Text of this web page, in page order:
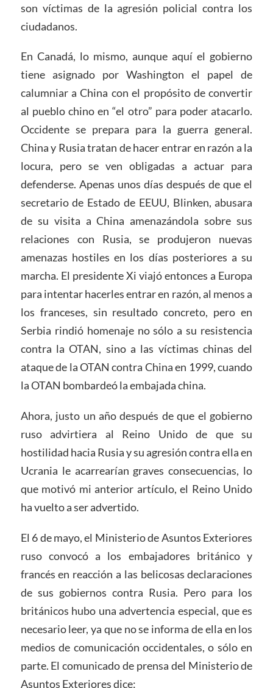
son víctimas de la agresión policial contra los
ciudadanos.
En Canadá, lo mismo, aunque aquí el gobierno
tiene asignado por Washington el papel de
calumniar a China con el propósito de convertir
al pueblo chino en “el otro” para poder atacarlo.
Occidente se prepara para la guerra general.
China y Rusia tratan de hacer entrar en razón a la
locura, pero se ven obligadas a actuar para
defenderse. Apenas unos días después de que el
secretario de Estado de EEUU, Blinken, abusara
de su visita a China amenazándola sobre sus
relaciones con Rusia, se produjeron nuevas
amenazas hostiles en los días posteriores a su
marcha. El presidente Xi viajó entonces a Europa
para intentar hacerles entrar en razón, al menos a
los franceses, sin resultado concreto, pero en
Serbia rindió homenaje no sólo a su resistencia
contra la OTAN, sino a las víctimas chinas del
ataque de la OTAN contra China en 1999, cuando
la OTAN bombardeó la embajada china.
Ahora, justo un año después de que el gobierno
ruso advirtiera al Reino Unido de que su
hostilidad hacia Rusia y su agresión contra ella en
Ucrania le acarrearían graves consecuencias, lo
que motivó mi anterior artículo, el Reino Unido
ha vuelto a ser advertido.
El 6 de mayo, el Ministerio de Asuntos Exteriores
ruso convocó a los embajadores británico y
francés en reacción a las belicosas declaraciones
de sus gobiernos contra Rusia. Pero para los
británicos hubo una advertencia especial, que es
necesario leer, ya que no se informa de ella en los
medios de comunicación occidentales, o sólo en
parte. El comunicado de prensa del Ministerio de
Asuntos Exteriores dice: